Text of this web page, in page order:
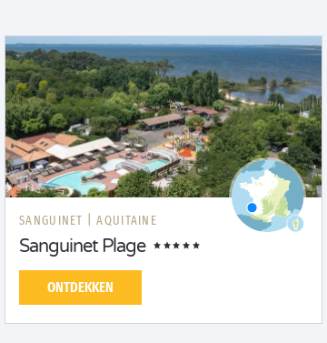
SANGUINET | AQUITAINE
Sanguinet Plage
ONTDEKKEN